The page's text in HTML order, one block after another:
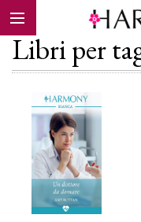
EBOOK
Calendario
Libri per